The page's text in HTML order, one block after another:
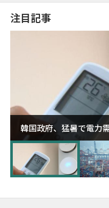
注目記事
韓国政府、猛暑で電力
に需給対応体制を点検